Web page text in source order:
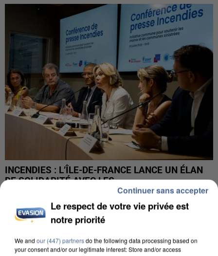
INCENDIES : L’ÎLE-DE-FRANCE LANCE UN ÉLAN
DE SOLIDARITÉ AVEC LES...
Le respect de votre vie privée est
notre priorité
We and our (447) partnersdo the following data processing based on
your consent and/or our legitimate interest: Store and/or access
Continuer sans accepter